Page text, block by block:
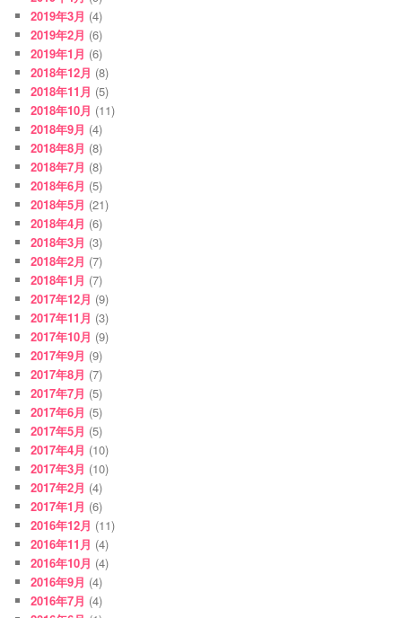
2019年3月 (4)
2019年2月 (6)
2019年1月 (6)
2018年12月 (8)
2018年11月 (5)
2018年10月 (11)
2018年9月 (4)
2018年8月 (8)
2018年7月 (8)
2018年6月 (5)
2018年5月 (21)
2018年4月 (6)
2018年3月 (3)
2018年2月 (7)
2018年1月 (7)
2017年12月 (9)
2017年11月 (3)
2017年10月 (9)
2017年9月 (9)
2017年8月 (7)
2017年7月 (5)
2017年6月 (5)
2017年5月 (5)
2017年4月 (10)
2017年3月 (10)
2017年2月 (4)
2017年1月 (6)
2016年12月 (11)
2016年11月 (4)
2016年10月 (4)
2016年9月 (4)
2016年7月 (4)